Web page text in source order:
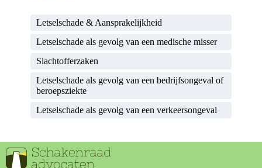
Letselschade & Aansprakelijkheid
Letselschade als gevolg van een medische misser
Slachtofferzaken
Letselschade als gevolg van een bedrijfsongeval of
beroepsziekte
Letselschade als gevolg van een verkeersongeval